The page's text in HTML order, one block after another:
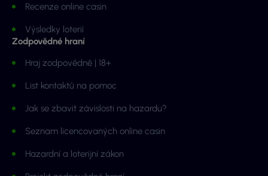
Recenze online casin
Výsledky loterií
Zodpovědné hraní
Hraj zodpovědně | 18+
List kontaktů na pomoc
Jak se zbavit závislosti na hazardu?
Seznam licencovaných online casin
Hazardní a loterijní zákon